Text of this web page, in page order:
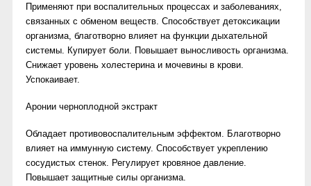
Применяют при воспалительных процессах и заболеваниях,
связанных с обменом веществ. Способствует детоксикации
организма, благотворно влияет на функции дыхательной
системы. Купирует боли. Повышает выносливость организма.
Снижает уровень холестерина и мочевины в крови.
Успокаивает.
Аронии черноплодной экстракт
Обладает противовоспалительным эффектом. Благотворно
влияет на иммунную систему. Способствует укреплению
сосудистых стенок. Регулирует кровяное давление.
Повышает защитные силы организма.